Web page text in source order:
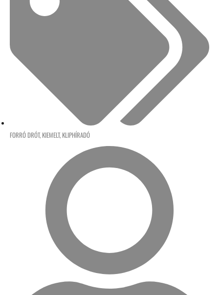
FORRÓ DRÓT, KIEMELT, KLIPHÍRADÓ